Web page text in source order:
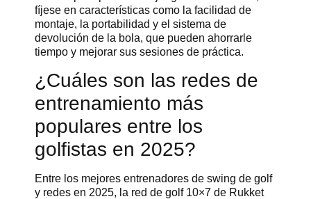
fíjese en características como la facilidad de
montaje, la portabilidad y el sistema de
devolución de la bola, que pueden ahorrarle
tiempo y mejorar sus sesiones de práctica.
¿Cuáles son las redes de
entrenamiento más
populares entre los
golfistas en 2025?
Entre los mejores entrenadores de swing de golf
y redes en 2025, la red de golf 10×7 de Rukket